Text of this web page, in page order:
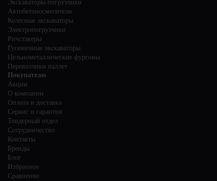
Экскаваторы-погрузчики
Автобетоносмесители
Колесные экскаваторы
Электропогрузчики
Ричстакеры
Гусеничные экскаваторы
Цельнометаллические фургоны
Перевозчики паллет
Покупателю
Акции
О компании
Оплата и доставка
Сервис и гарантия
Тендерный отдел
Сотрудничество
Контакты
Бренды
Блог
Избранное
Сравнение